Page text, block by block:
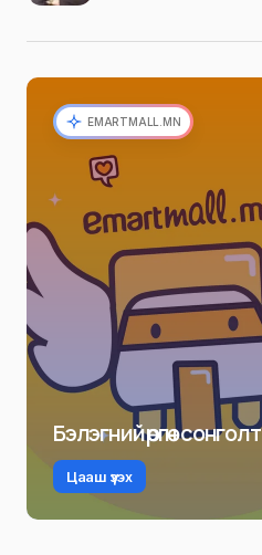
EMARTMALL.MN
Бэлэгний өргөн сонголт
Цааш үзэх